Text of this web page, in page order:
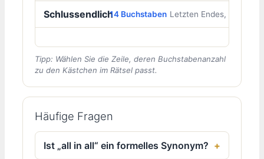
Schlussendlich14 Buchstaben Letzten Endes, final
Tipp: Wählen Sie die Zeile, deren Buchstabenanzahl
zu den Kästchen im Rätsel passt.
Häufige Fragen
Ist „all in all“ ein formelles Synonym?